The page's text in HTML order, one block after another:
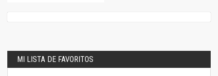
MI LISTA DE FAVORITOS